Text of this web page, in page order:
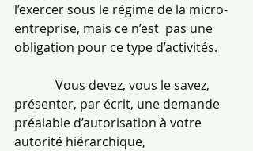
l’exercer sous le régime de la micro-
entreprise, mais ce n’est  pas une
obligation pour ce type d’activités.
Vous devez, vous le savez,
présenter, par écrit, une demande
préalable d’autorisation à votre
autorité hiérarchique,